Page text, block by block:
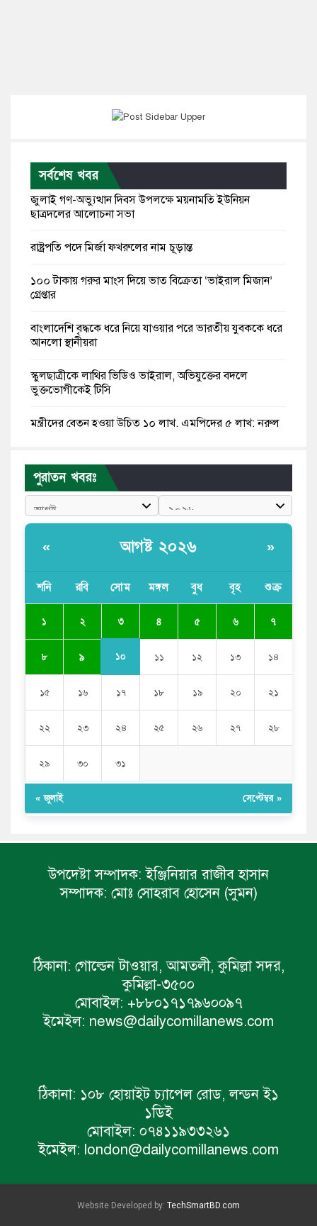
সর্বশেষ খবর
জুলাই গণ-অভ্যুত্থান দিবস উপলক্ষে ময়নামতি ইউনিয়ন
ছাত্রদলের আলোচনা সভা
রাষ্ট্রপতি পদে মির্জা ফখরুলের নাম চূড়ান্ত
১০০ টাকায় গরুর মাংস দিয়ে ভাত বিক্রেতা ‘ভাইরাল মিজান’
গ্রেপ্তার
বাংলাদেশি বৃদ্ধকে ধরে নিয়ে যাওয়ার পরে ভারতীয় যুবককে ধরে
আনলো স্থানীয়রা
স্কুলছাত্রীকে লাথির ভিডিও ভাইরাল, অভিযুক্তের বদলে
ভুক্তভোগীকেই টিসি
মন্ত্রীদের বেতন হওয়া উচিত ১০ লাখ, এমপিদের ৫ লাখ: নুরুল
রাষ্ট্রপতি পদে প্রস্তাব পাননি ড. ইউনূস, বিএনপির বিবেচনায় মির্জা
ফখরুল
আধা কিলোমিটারের কাজ চলছে মাসের পর মাস: কুমিল্লার
পাঠাতেন ইসলামী বিশ্ববিদ্যালয়ের ছাত্রী
এনসিপি নেতা
পুরাতন খবরঃ
« আগষ্ট ২০২৬ »
শনি রবি সোম মঙ্গল বুধ বৃহ শুক্র
১ ২ ৩ ৪ ৫ ৬ ৭
৮ ৯ ১০ ১১ ১২ ১৩ ১৪
১৫ ১৬ ১৭ ১৮ ১৯ ২০ ২১
২২ ২৩ ২৪ ২৫ ২৬ ২৭ ২৮
২৯ ৩০ ৩১
« জুলাই সেপ্টেম্বর »
উপদেষ্টা সম্পাদক: ইঞ্জিনিয়ার রাজীব হাসান
সম্পাদক: মোঃ সোহরাব হোসেন (সুমন)
ঠিকানা: গোল্ডেন টাওয়ার, আমতলী, কুমিল্লা সদর,
কুমিল্লা-৩৫০০
মোবাইল: +৮৮০১৭১৭৯৬০০৯৭
ইমেইল: news@dailycomillanews.com
ঠিকানা: ১০৮ হোয়াইট চ্যাপেল রোড, লন্ডন ই১
১ডিই
মোবাইল: ০৭৪১১৯৩৩২৬১
ইমেইল: london@dailycomillanews.com
Website Developed by: TechSmartBD.com